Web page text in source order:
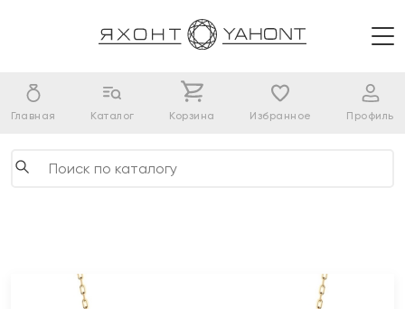
Главная Каталог Корзина Избранное Профиль